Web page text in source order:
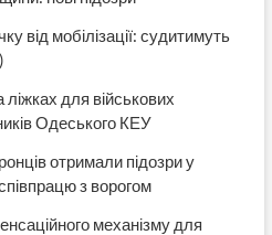
від мобілізації: судитимуть
для військових
Одеського КЕУ
отримали підозри у
з ворогом
механізму для